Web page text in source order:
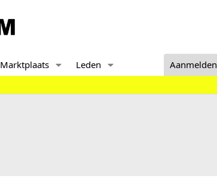
Marktplaats Leden Aanmelden